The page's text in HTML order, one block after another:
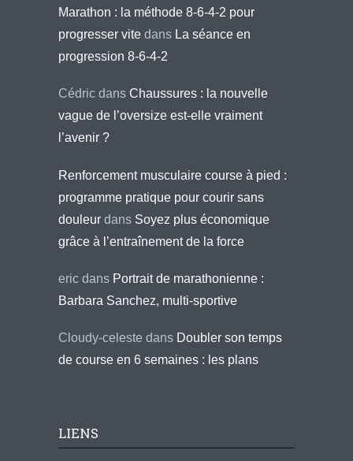
Marathon : la méthode 8-6-4-2 pour
progresser vite dans La séance en
progression 8-6-4-2
Cédric dans Chaussures : la nouvelle
vague de l’oversize est-elle vraiment
l’avenir ?
Renforcement musculaire course à pied :
programme pratique pour courir sans
douleur dans Soyez plus économique
grâce à l’entraînement de la force
eric dans Portrait de marathonienne :
Barbara Sanchez, multi-sportive
Cloudy-celeste dans Doubler son temps
de course en 6 semaines : les plans
LIENS